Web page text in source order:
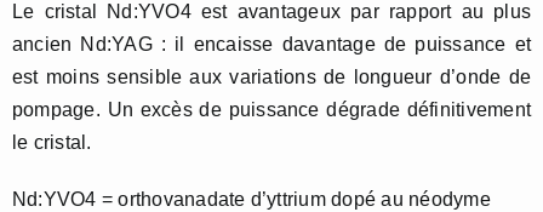
Le cristal Nd:YVO4 est avantageux par rapport au plus
ancien Nd:YAG : il encaisse davantage de puissance et
est moins sensible aux variations de longueur d’onde de
pompage. Un excès de puissance dégrade définitivement
le cristal.
Nd:YVO4 = orthovanadate d’yttrium dopé au néodyme